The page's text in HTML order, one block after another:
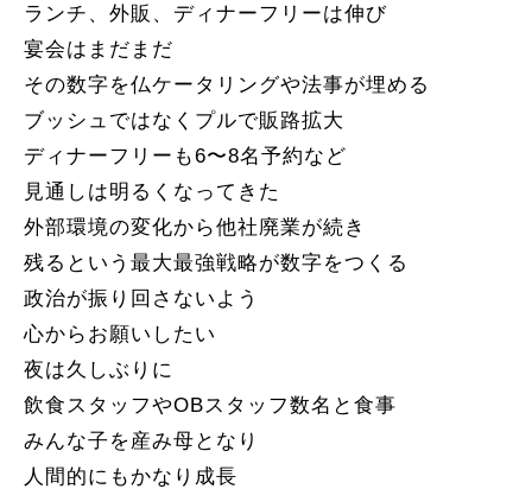
ランチ、外販、ディナーフリーは伸び
宴会はまだまだ
その数字を仏ケータリングや法事が埋める
ブッシュではなくプルで販路拡大
ディナーフリーも6〜8名予約など
見通しは明るくなってきた
外部環境の変化から他社廃業が続き
残るという最大最強戦略が数字をつくる
政治が振り回さないよう
心からお願いしたい
夜は久しぶりに
飲食スタッフやOBスタッフ数名と食事
みんな子を産み母となり
人間的にもかなり成長